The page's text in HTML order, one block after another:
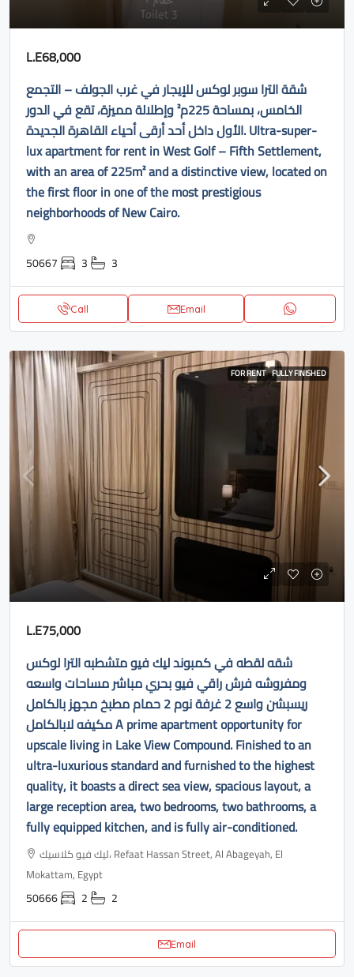
L.E68,000
شقة الترا سوبر لوكس للإيجار في غرب الجولف – التجمع
الخامس، بمساحة 225م² وإطلالة مميزة، تقع في الدور
الأول داخل أحد أرقى أحياء القاهرة الجديدة. Ultra-super-
lux apartment for rent in West Golf – Fifth Settlement,
with an area of ​​225m² and a distinctive view, located on
the first floor in one of the most prestigious
neighborhoods of New Cairo.
50667 3 3
Call Email
FOR RENT FULLY FINISHED
L.E75,000
شقه لقطه في كمبوند ليك فيو متشطبه الترا لوكس
ومفروشه فرش راقي فيو بحري مباشر مساحات واسعه
ريسبشن واسع 2 غرفة نوم 2 حمام مطبخ مجهز بالكامل
مكيفه لابالكامل A prime apartment opportunity for
upscale living in Lake View Compound. Finished to an
ultra-luxurious standard and furnished to the highest
quality, it boasts a direct sea view, spacious layout, a
large reception area, two bedrooms, two bathrooms, a
fully equipped kitchen, and is fully air-conditioned.
ليك فيو كلاسيك، Refaat Hassan Street, Al Abageyah, El
Mokattam, Egypt
50666 2 2
Email